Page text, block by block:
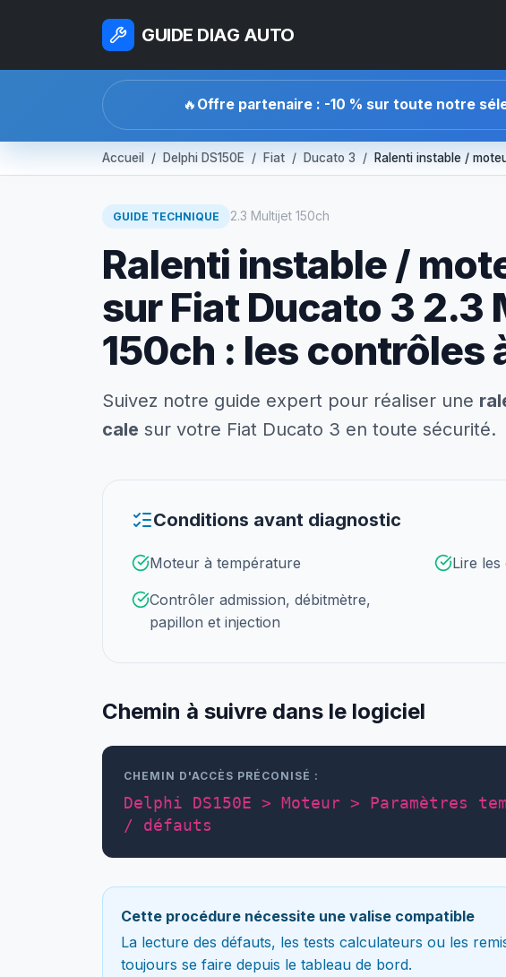
GUIDE DIAG AUTO
🔥 Offre partenaire : -10 % sur toute notre
Accueil Delphi DS150E Fiat Ducato 3 Ralenti instable /
GUIDE TECHNIQUE 2.3 Multijet 150ch
Ralenti instable /
sur Fiat Ducato 3 2.3
150ch : les contrôles
Suivez notre guide expert pour réaliser une
cale sur votre Fiat Ducato 3 en toute sécurité.
Conditions avant diagnostic
Moteur à température Lire
Contrôler admission, débitmètre,
papillon et injection
Chemin à suivre dans le logiciel
CHEMIN D'ACCÈS PRÉCONISÉ :
Delphi DS150E > Moteur > Paramètres
/ défauts
Cette procédure nécessite une valise compatible
La lecture des défauts, les tests calculateurs ou les
toujours se faire depuis le tableau de bord.